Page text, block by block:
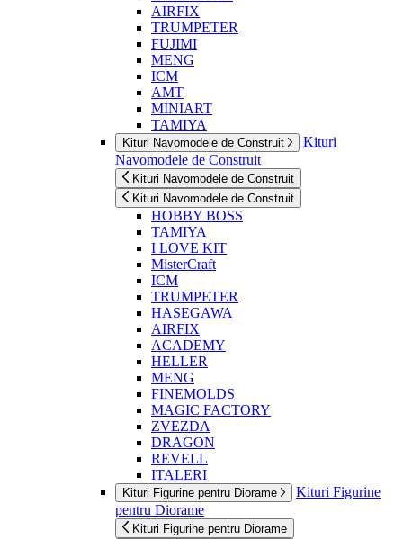
AIRFIX
TRUMPETER
FUJIMI
MENG
ICM
AMT
MINIART
TAMIYA
Kituri Navomodele de Construit
Kituri
Navomodele de Construit
Kituri Navomodele de Construit
Kituri Navomodele de Construit
HOBBY BOSS
TAMIYA
I LOVE KIT
MisterCraft
ICM
TRUMPETER
HASEGAWA
AIRFIX
ACADEMY
HELLER
MENG
FINEMOLDS
MAGIC FACTORY
ZVEZDA
DRAGON
REVELL
ITALERI
Kituri Figurine pentru Diorame
Kituri Figurine
pentru Diorame
Kituri Figurine pentru Diorame